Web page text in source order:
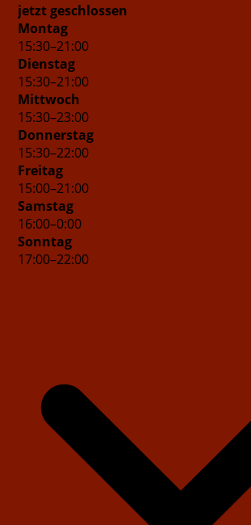
jetzt geschlossen
Montag
15:30–21:00
Dienstag
15:30–21:00
Mittwoch
15:30–23:00
Donnerstag
15:30–22:00
Freitag
15:00–21:00
Samstag
16:00–0:00
Sonntag
17:00–22:00